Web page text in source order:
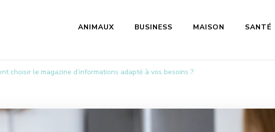
ANIMAUX BUSINESS MAISON SANTÉ
choisir le magazine d’informations adapté à vos besoins ?